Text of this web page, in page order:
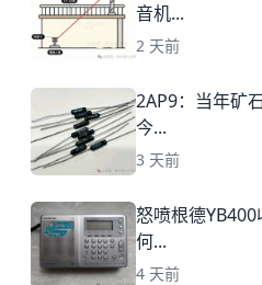
音机...
2 天前
2AP9：当年矿
今...
3 天前
怒喷根德
何...
4 天前